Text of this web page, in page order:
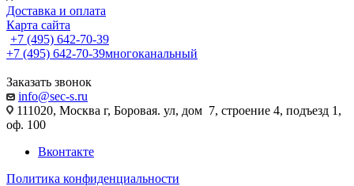
Доставка и оплата
Карта сайта
+7 (495) 642-70-39
+7 (495) 642-70-39многоканальный
Заказать звонок
info@sec-s.ru
111020, Москва г, Боровая. ул, дом 7, строение 4, подъезд 1,
оф. 100
Вконтакте
Политика конфиденциальности